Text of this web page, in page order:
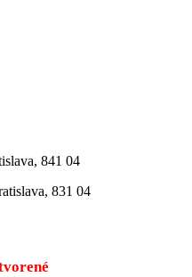
841 04
831 04